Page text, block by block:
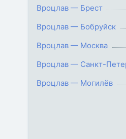
Вроцлав — Брест
Вроцлав — Бобруйск
Вроцлав — Москва
Вроцлав — Санкт-
Вроцлав — Могилёв